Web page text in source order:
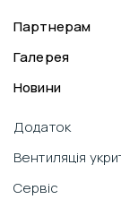
Партнерам
Галерея
Новини
Додаток
Вентиляція
Сервіс